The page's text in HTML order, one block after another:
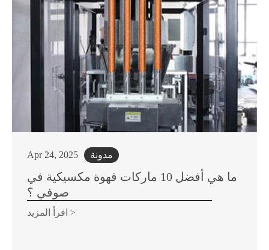
Apr 24, 2025 مدونة
ما هي أفضل 10 ماركات قهوة مكسيكية في
صوفي ؟
اقرأ المزيد >